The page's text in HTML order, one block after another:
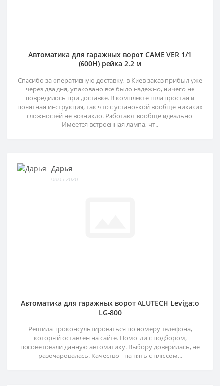
Автоматика для гаражных ворот CAME VER 1/1
(600H) рейка 2.2 м
Спасибо за оперативную доставку, в Киев заказ прибыл уже
через два дня, упаковано все было надежно, ничего не
повредилось при доставке. В комплекте шла простая и
понятная инструкция, так что с установкой вообще никаких
сложностей не возникло. Работают вообще идеально.
Имеется встроенная лампа, чт..
Дарья
08.05.2020
Автоматика для гаражных ворот ALUTECH Levigato
LG-800
Решила проконсультироваться по номеру телефона,
который оставлен на сайте. Помогли с подбором,
посоветовали данную автоматику. Выбору доверилась, не
разочаровалась. Качество - на пять с плюсом...